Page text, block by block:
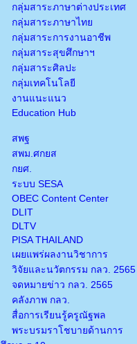
กลุ่มสาระภาษาต่างประเทศ
กลุ่มสาระภาษาไทย
กลุ่มสาระการงานอาชีพ
กลุ่มสาระสุขศึกษาฯ
กลุ่มสาระศิลปะ
กลุ่มเทคโนโลยี
งานแนะแนว
Education Hub
สพฐ
สพม.ศกยส
กยศ.
ระบบ SESA
OBEC Content Center
DLIT
DLTV
PISA THAILAND
เผยแพร่ผลงานวิชาการ
วิจัยและนวัตกรรม กลว. 2565
จดหมายข่าว กลว. 2565
คลังภาพ กลว.
สื่อการเรียนรู้ครูณัฐพล
พระบรมราโชบายด้านการ